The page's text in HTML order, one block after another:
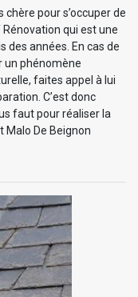
pour s’occuper de
Rénovation qui est une
des années. En cas de
un phénomène
faites appel à lui
C’est donc
faut pour réaliser la
De Beignon